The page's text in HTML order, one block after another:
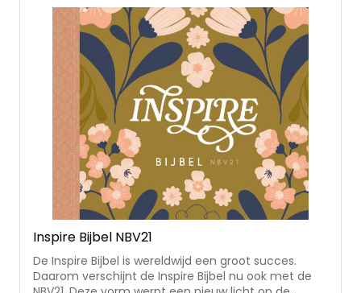
dagelijkse overdenkingen organiseren ze
evenementen en kloosterweekenden en maken ze
leesplannen en dagboeken zodat vrouwen de Bijbel
beter leren lezen, begrijpen en leven.
Inspire Bijbel NBV21
De Inspire Bijbel is wereldwijd een groot succes.
Daarom verschijnt de Inspire Bijbel nu ook met de